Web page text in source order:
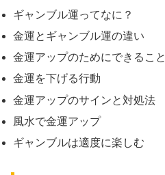
ギャンブル運ってなに？
金運とギャンブル運の違い
金運アップのためにできること
金運を下げる行動
金運アップのサインと対処法
風水で金運アップ
ギャンブルは適度に楽しむ